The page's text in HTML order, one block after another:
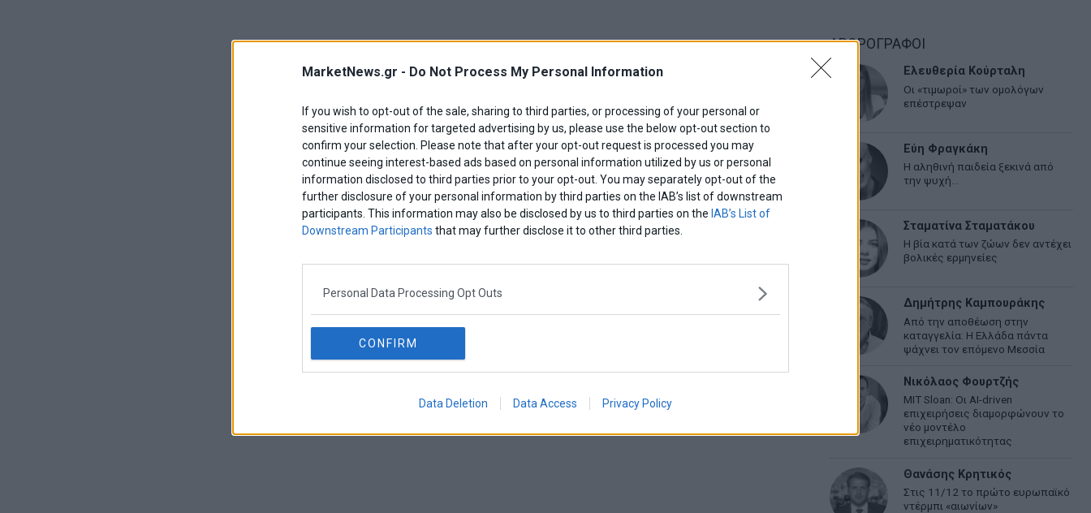
MarketNews.gr - Do Not Process My Personal Information
If you wish to opt-out of the sale, sharing to third parties, or processing of your personal or
sensitive information for targeted advertising by us, please use the below opt-out section to
confirm your selection. Please note that after your opt-out request is processed you may
continue seeing interest-based ads based on personal information utilized by us or personal
information disclosed to third parties prior to your opt-out. You may separately opt-out of the
further disclosure of your personal information by third parties on the IAB’s list of downstream
participants. This information may also be disclosed by us to third parties on the IAB’s List of
Downstream Participants that may further disclose it to other third parties.
Personal Data Processing Opt Outs
CONFIRM
Data Deletion Data Access Privacy Policy
ΑΡΘΡΟΓΡΑΦΟΙ
Ελευθερία Κούρταλη
Οι «τιμωροί» των ομολόγων
επέστρεψαν
Εύη Φραγκάκη
Η αληθινή παιδεία ξεκινά από
την ψυχή…
Σταματίνα Σταματάκου
Η βία κατά των ζώων δεν αντέχει
βολικές ερμηνείες
Δημήτρης Καμπουράκης
Από την αποθέωση στην
καταγγελία: Η Ελλάδα πάντα
ψάχνει τον επόμενο Μεσσία
Νικόλαος Φουρτζής
MIT Sloan: Οι AI-driven
επιχειρήσεις διαμορφώνουν το
νέο μοντέλο
επιχειρηματικότητας
Θανάσης Κρητικός
Στις 11/12 το πρώτο ευρωπαϊκό
ντέρμπι «αιωνίων»